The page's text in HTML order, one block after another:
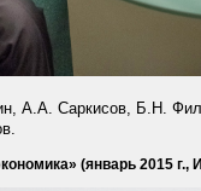
А.А. Саркисов, Б.Н.
(январь 2015